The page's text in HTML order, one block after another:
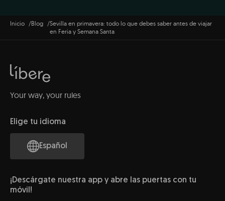
Inicio Blog
Sevilla en primavera: todo lo que debes saber antes de viajar
en Feria y Semana Santa
Your way, your rules
Elige tu idioma
Español
¡Descárgate nuestra app y abre las puertas con tu
móvil!